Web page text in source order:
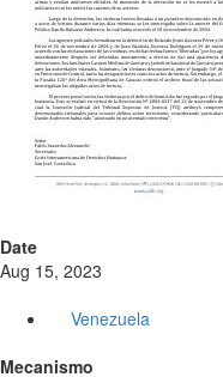
Date
Aug 15, 2023
Venezuela
Mecanismo